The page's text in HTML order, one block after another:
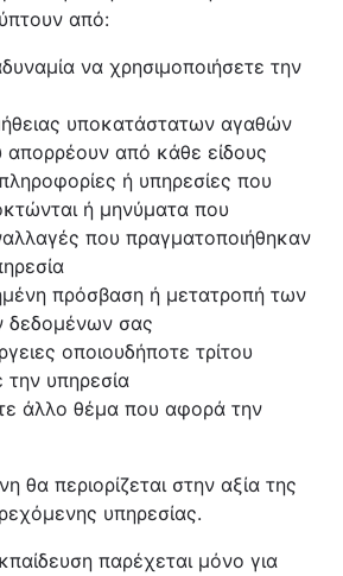
από:
να χρησιμοποιήσετε την
υποκατάστατων αγαθών
απορρέουν από κάθε είδους
ή υπηρεσίες που
ή μηνύματα που
που πραγματοποιήθηκαν
πρόσβαση ή μετατροπή των
δεδομένων σας
οποιουδήποτε τρίτου
την υπηρεσία
άλλο θέμα που αφορά την
θα περιορίζεται στην αξία της
υπηρεσίας.
παρέχεται μόνο για